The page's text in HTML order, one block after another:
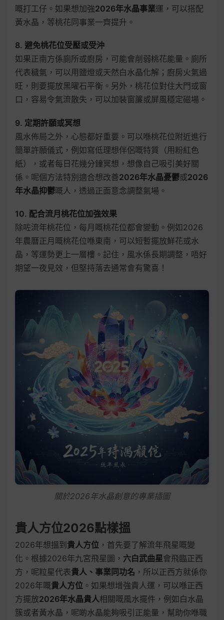
嘅打工仔。如果想加強2026年水晶事業運，可以搭配
黃水晶，等桃花同事業一齊提升。
8. 避免桃花位受壓或受沖
如果正南方係廁所或廚房，可能會削弱桃花能量。廁所
代表穢氣，可以用鹽燈或天然白水晶化解；廚房火氣過
旺，則要擺放黑曜石平衡。另外，桃花位對住大門或窗
口，容易令氣流散失，可以加裝窗簾或屏風穩定磁場。
9. 定期許願或冥想
風水佈局之外，心態都好重要。可以喺桃花位附近進行
簡單許願儀式，例如寫低理想伴侶嘅特質（用粉紅色
紙），或者每日花幾分鐘冥想，想像自己吸引美好關
係。呢個方法特別適合想改善2026年水晶憂鬱或2026
年水晶抑鬱嘅人，透過正面意念調整氣場。
10. 配合流月桃花位加強效果
除咗流年桃花位，每月嘅桃花位都會變動。例如2026
年農曆正月嘅桃花位喺東南，可以短暫擺放鮮花或水
晶，等運勢更上一層樓。記住，風水係長期調整，唔好
期望一夜見效，但堅持落去通常會有驚喜！
關於2026年水晶創意的專業插圖
貴人方位2026點樣搵
2026年想搵到 貴人方位 ，首先要了解流年飛星嘅變
化。根據2026年九宮飛星圖， 六白武曲星會飛臨正西
方，呢粒星代表貴人、事業同功名 ，所以正西方就係你
2026年嘅貴人方位 。如果想增強貴人運，可以喺正西
方擺放2026年水晶貴人相關嘅風水擺件，例如白水晶
簇或者黃水晶，呢啲水晶能夠吸引正能量，幫助你喺職